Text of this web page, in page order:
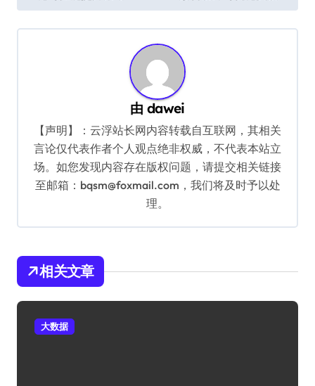
导
由dawei
【声明】：云浮站长网内容转载自互联网，其相关
言论仅代表作者个人观点绝非权威，不代表本站立
场。如您发现内容存在版权问题，请提交相关链接
至邮箱：bqsm@foxmail.com，我们将及时予以处
理。
相关文章
大数据